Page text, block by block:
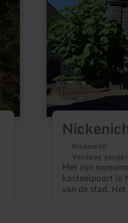
Nickenich
Vandaag
Met zijn
kasteelpoort in
van de stad.